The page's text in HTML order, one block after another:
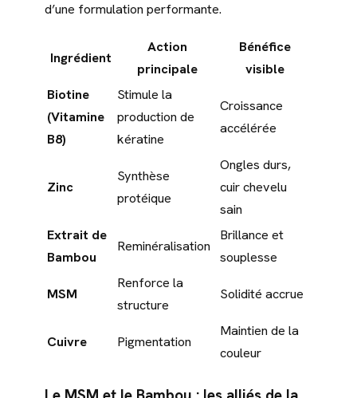
d’une formulation performante.
Ingrédient
Action
principale
Bénéfice
visible
Biotine
(Vitamine
B8)
Stimule la
production de
kératine
Croissance
accélérée
Zinc
Synthèse
protéique
Ongles durs,
cuir chevelu
sain
Extrait de
Bambou
Reminéralisation
Brillance et
souplesse
MSM
Renforce la
structure
Solidité accrue
Cuivre Pigmentation
Maintien de la
couleur